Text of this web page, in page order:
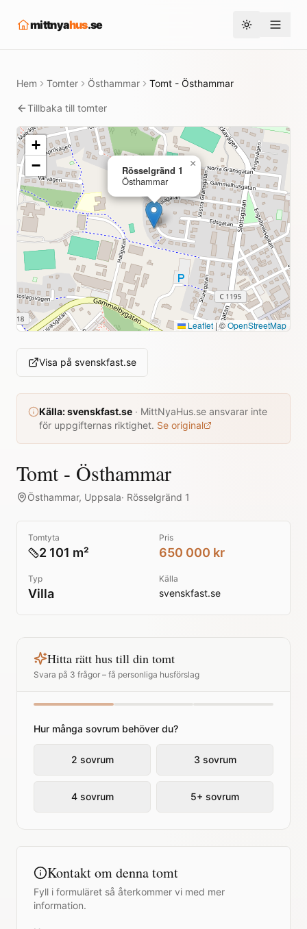
mittnyahus.se Toggle theme
Hem Tomter Östhammar Tomt - Östhammar
Tillbaka till tomter
Rösselgränd 1
Östhammar
×
+
−
Leaflet |©OpenStreetMap
Visa på svenskfast.se
Källa:svenskfast.se · MittNyaHus.se ansvarar inte
för uppgifternas riktighet. Se original
Tomt - Östhammar
Östhammar, Uppsala· Rösselgränd 1
Tomtyta
2 101 m²
Pris
650 000 kr
Typ
Villa
Källa
svenskfast.se
Hitta rätt hus till din tomt
Svara på 3 frågor – få personliga husförslag
Hur många sovrum behöver du?
2 sovrum 3 sovrum
4 sovrum 5+ sovrum
Kontakt om denna tomt
Fyll i formuläret så återkommer vi med mer
information.